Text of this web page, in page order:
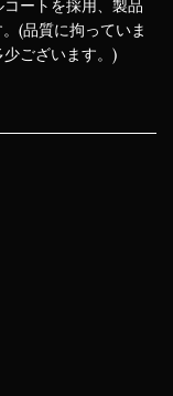
ートを採用、製品
(品質に拘っていま
ございます。)